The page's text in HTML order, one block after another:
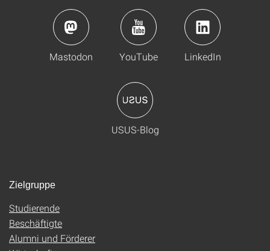
Mastodon YouTube LinkedIn
USUS-Blog
Zielgruppe
Studierende
Beschäftigte
Alumni und Förderer